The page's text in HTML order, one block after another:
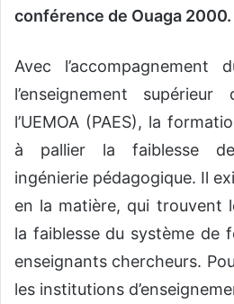
conférence de Ouaga 2000.
Avec l’accompagnement
l’enseignement
l’UEMOA (PAES), la
à pallier la faiblesse
ingénierie pédagogique. Il
en la matière, qui trouvent
la faiblesse du système de
enseignants chercheurs.
les institutions